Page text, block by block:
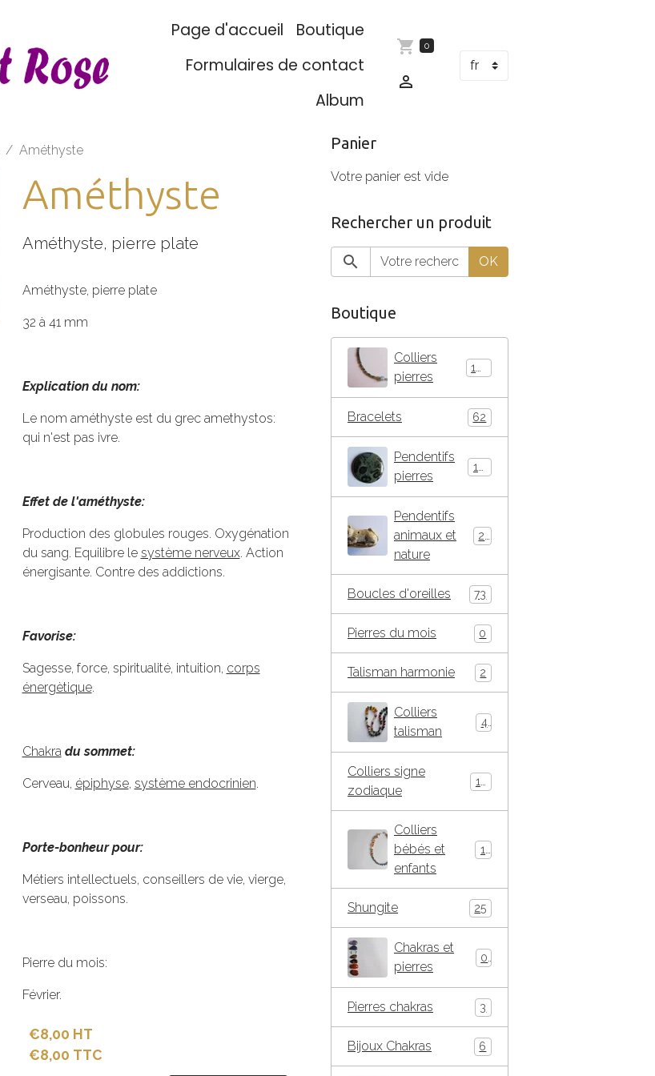
Page d'accueil
Boutique
Formulaires de contact
Album
0
Améthyste
Améthyste
Améthyste, pierre plate
Améthyste, pierre plate
32 à 41 mm
Explication du nom:
Le nom améthyste est du grec amethystos:
qui n'est pas ivre.
Effet de l'améthyste:
Production des globules rouges. Oxygénation
du sang. Equilibre le système nerveux. Action
énergisante. Contre des addictions.
Favorise:
Sagesse, force, spiritualité, intuition, corps
énergètique.
Chakra du sommet:
Cerveau, épiphyse, système endocrinien.
Porte-bonheur pour:
Métiers intellectuels, conseillers de vie, vierge,
verseau, poissons.
Pierre du mois:
Février.
€8,00 HT
€8,00 TTC
Panier
Votre panier est vide
Rechercher un produit
OK
Boutique
Colliers
pierres
Bracelets 62
Pendentifs
pierres
Pendentifs
animaux et
nature
Boucles d'oreilles 73
Pierres du mois 0
Talisman harmonie 2
Colliers
talisman
4
Colliers signe
zodiaque
Colliers
bébés et
enfants
Shungite 25
Chakras et
pierres
Pierres chakras 3
Bijoux Chakras 6